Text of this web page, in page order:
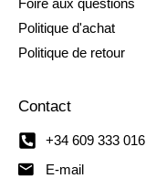
Foire aux questions
Politique d'achat
Politique de retour
Contact
+34 609 333 016
E-mail